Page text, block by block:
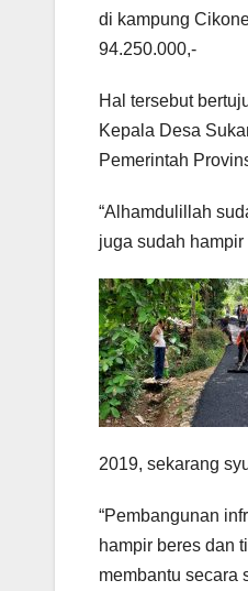
di kampung
94.250.000,-
Hal tersebut
Kepala Desa
Pemerintah
“Alhamdulillah
juga sudah
2019, sekarang
“Pembangunan
hampir beres dan
membantu secara